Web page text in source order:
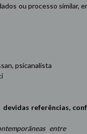
ou processo similar,
psicanalista
referências,
entre